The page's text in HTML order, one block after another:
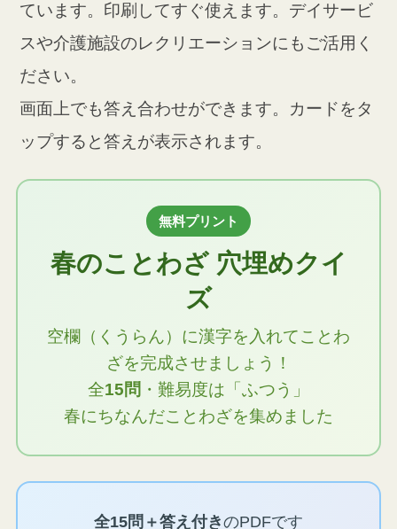
ています。印刷してすぐ使えます。デイサービ
スや介護施設のレクリエーションにもご活用く
ださい。
画面上でも答え合わせができます。カードをタ
ップすると答えが表示されます。
無料プリント
春のことわざ 穴埋めクイ
ズ
空欄（くうらん）に漢字を入れてことわ
ざを完成させましょう！
全15問 ・難易度は「ふつう」
春にちなんだことわざを集めました
全15問＋答え付きのPDFです